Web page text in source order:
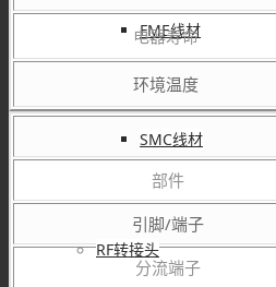
FME线材
SMC线材
RF转接头
电器寿命
环境温度
部件
引脚/端子
分流端子